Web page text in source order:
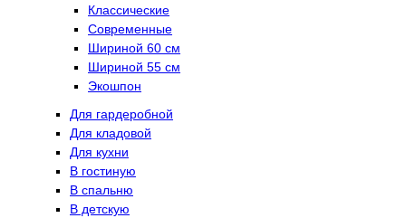
Классические
Современные
Шириной 60 см
Шириной 55 см
Экошпон
Для гардеробной
Для кладовой
Для кухни
В гостиную
В спальню
В детскую